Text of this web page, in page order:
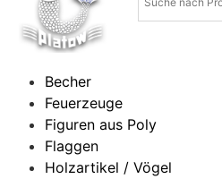
Becher
Feuerzeuge
Figuren aus Poly
Flaggen
Holzartikel / Vögel